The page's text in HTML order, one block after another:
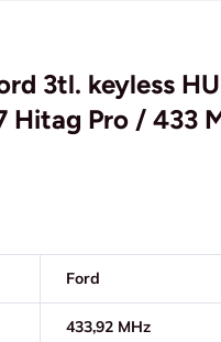
3tl. keyless
Hitag Pro / 433
Ford
433,92 MHz